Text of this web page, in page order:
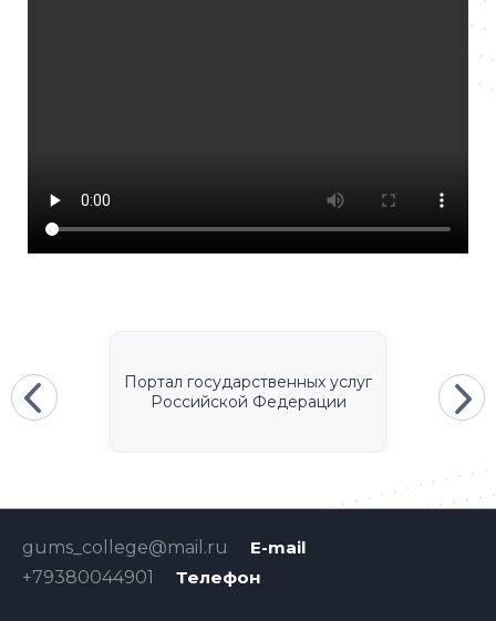
Портал государственных услуг
Российской Федерации
E-mail
gums_college@mail.ru
Телефон
+79380044901